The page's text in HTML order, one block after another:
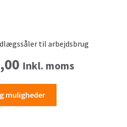
til arbejdsbrug
Inkl. moms
muligheder